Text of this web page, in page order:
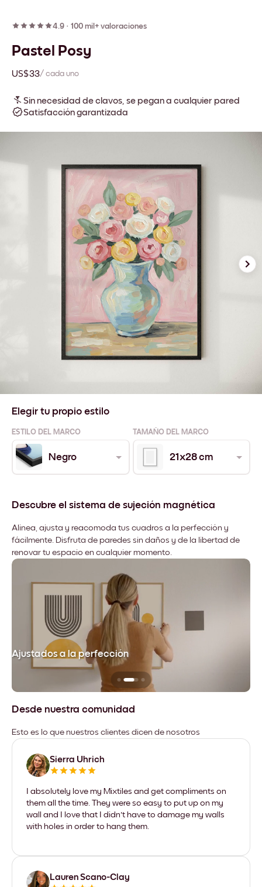
4.9 · 100 mil+ valoraciones
Pastel Posy
US$33/ cada uno
Sin necesidad de clavos, se pegan a cualquier pared
Satisfacción garantizada
Elegir tu propio estilo
ESTILO DEL MARCO TAMAÑO DEL MARCO
Negro 21x28 cm
Descubre el sistema de sujeción magnética
Alinea, ajusta y reacomoda tus cuadros a la perfección y
fácilmente. Disfruta de paredes sin daños y de la libertad de
renovar tu espacio en cualquier momento.
Ajustados a la perfección
Desde nuestra comunidad
Esto es lo que nuestros clientes dicen de nosotros
Sierra Uhrich
I absolutely love my Mixtiles and get compliments on
them all the time. They were so easy to put up on my
wall and I love that I didn't have to damage my walls
with holes in order to hang them.
Lauren Scano-Clay